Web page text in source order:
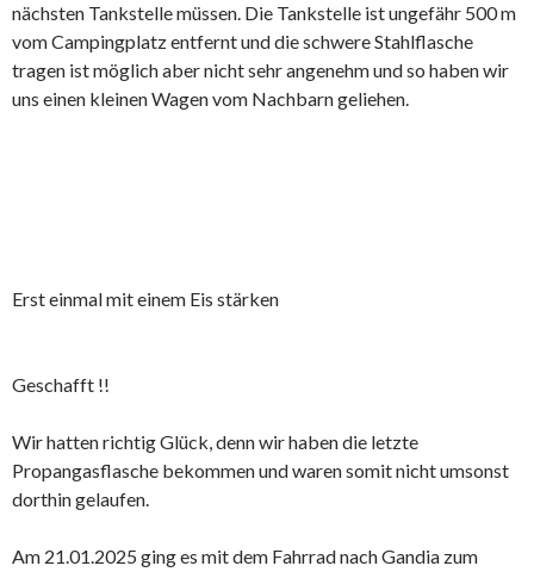
nächsten Tankstelle müssen. Die Tankstelle ist ungefähr 500 m
vom Campingplatz entfernt und die schwere Stahlflasche
tragen ist möglich aber nicht sehr angenehm und so haben wir
uns einen kleinen Wagen vom Nachbarn geliehen.
Erst einmal mit einem Eis stärken
Geschafft !!
Wir hatten richtig Glück, denn wir haben die letzte
Propangasflasche bekommen und waren somit nicht umsonst
dorthin gelaufen.
Am 21.01.2025 ging es mit dem Fahrrad nach Gandia zum